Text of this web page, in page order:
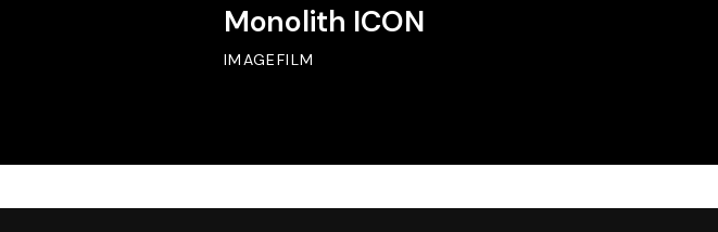
ICON
IMAGEFILM
Monolith ICON